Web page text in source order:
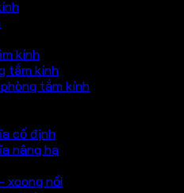
kính
tắm kính
tắm kính
cố định
nâng hạ
xoong nồi